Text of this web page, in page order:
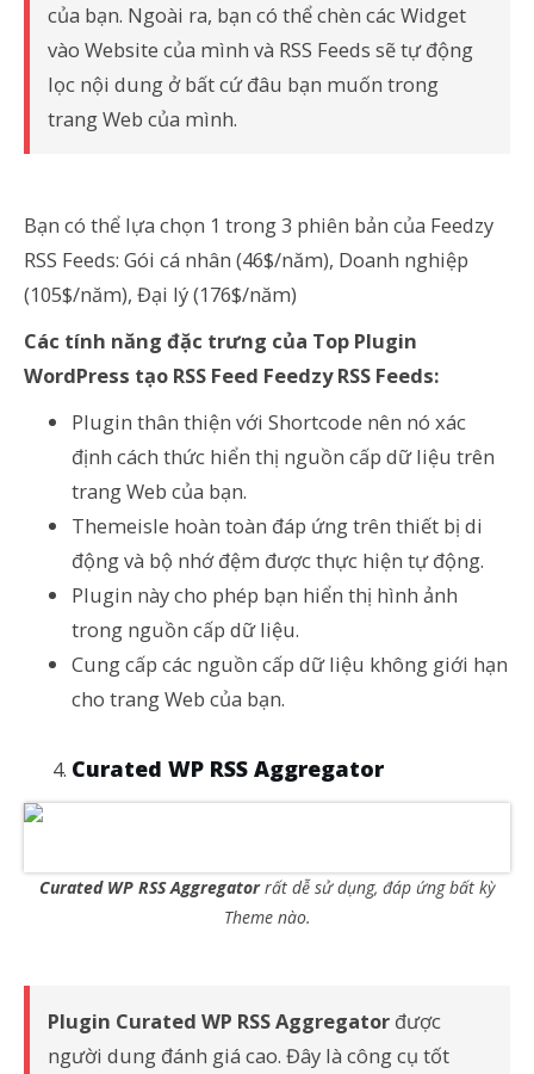
của bạn. Ngoài ra, bạn có thể chèn các Widget
vào Website của mình và RSS Feeds sẽ tự động
lọc nội dung ở bất cứ đâu bạn muốn trong
trang Web của mình.
Bạn có thể lựa chọn 1 trong 3 phiên bản của Feedzy
RSS Feeds: Gói cá nhân (46$/năm), Doanh nghiệp
(105$/năm), Đại lý (176$/năm)
Các tính năng đặc trưng của Top Plugin
WordPress tạo RSS Feed Feedzy RSS Feeds:
Plugin thân thiện với Shortcode nên nó xác
định cách thức hiển thị nguồn cấp dữ liệu trên
trang Web của bạn.
Themeisle hoàn toàn đáp ứng trên thiết bị di
động và bộ nhớ đệm được thực hiện tự động.
Plugin này cho phép bạn hiển thị hình ảnh
trong nguồn cấp dữ liệu.
Cung cấp các nguồn cấp dữ liệu không giới hạn
cho trang Web của bạn.
Curated WP RSS Aggregator
Curated WP RSS Aggregatorrất dễ sử dụng, đáp ứng bất kỳ
Theme nào.
Plugin Curated WP RSS Aggregator được
người dung đánh giá cao. Đây là công cụ tốt